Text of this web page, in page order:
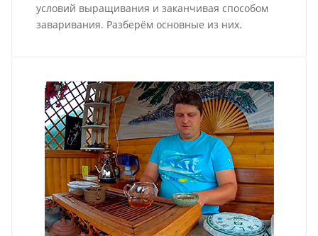
условий выращивания и заканчивая способом
заваривания. Разберём основные из них.